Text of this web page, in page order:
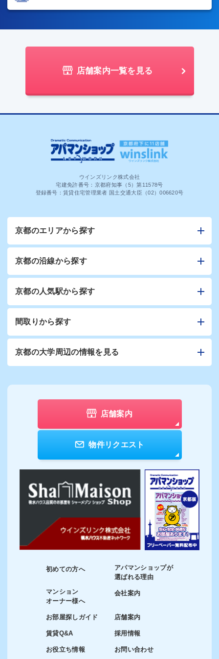
店舗案内一覧を見る
ウインズリンク株式会社
宅建免許番号：京都府知事（5）第11578号
登録番号：賃貸住宅管理業者 国土交通大臣（02）006620号
京都のエリアから探す
京都の沿線から探す
京都の人気駅から探す
間取りから探す
京都の大学周辺の情報を見る
店舗案内
物件リクエスト
初めての方へ
マンション
オーナー様へ
お部屋探しガイド
賃貸Q&A
お役立ち情報
アパマンショップが
選ばれる理由
会社案内
店舗案内
採用情報
お問い合わせ